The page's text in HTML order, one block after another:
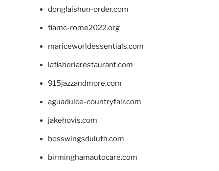
donglaishun-order.com
fiamc-rome2022.org
mariceworldessentials.com
lafisheriarestaurant.com
915jazzandmore.com
aguadulce-countryfair.com
jakehovis.com
bosswingsduluth.com
birminghamautocare.com